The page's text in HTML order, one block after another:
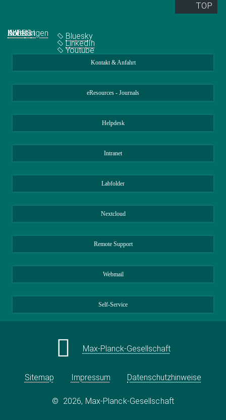
TOP
Abteilungen
IMPRS
Jobs
Kontakt
Bluesky
LinkedIn
Youtube
Kontakt & Anfahrt
eResources - Journals
Helpdesk
Intranet
Labfolder
Nextcloud
Remote Support
Webmail
Self-Service
Max-Planck-Gesellschaft
Sitemap Impressum Datenschutzhinweise
© 2026, Max-Planck-Gesellschaft